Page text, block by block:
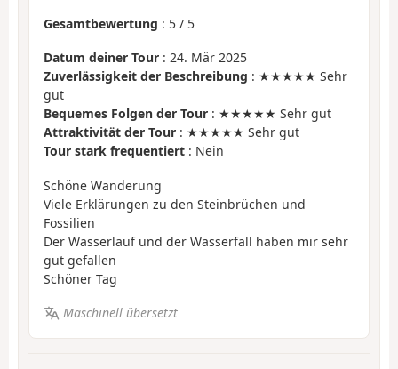
Gesamtbewertung : 5 / 5
Datum deiner Tour : 24. Mär 2025
Zuverlässigkeit der Beschreibung : ★★★★★ Sehr
gut
Bequemes Folgen der Tour : ★★★★★ Sehr gut
Attraktivität der Tour : ★★★★★ Sehr gut
Tour stark frequentiert : Nein
Schöne Wanderung
Viele Erklärungen zu den Steinbrüchen und
Fossilien
Der Wasserlauf und der Wasserfall haben mir sehr
gut gefallen
Schöner Tag
Maschinell übersetzt